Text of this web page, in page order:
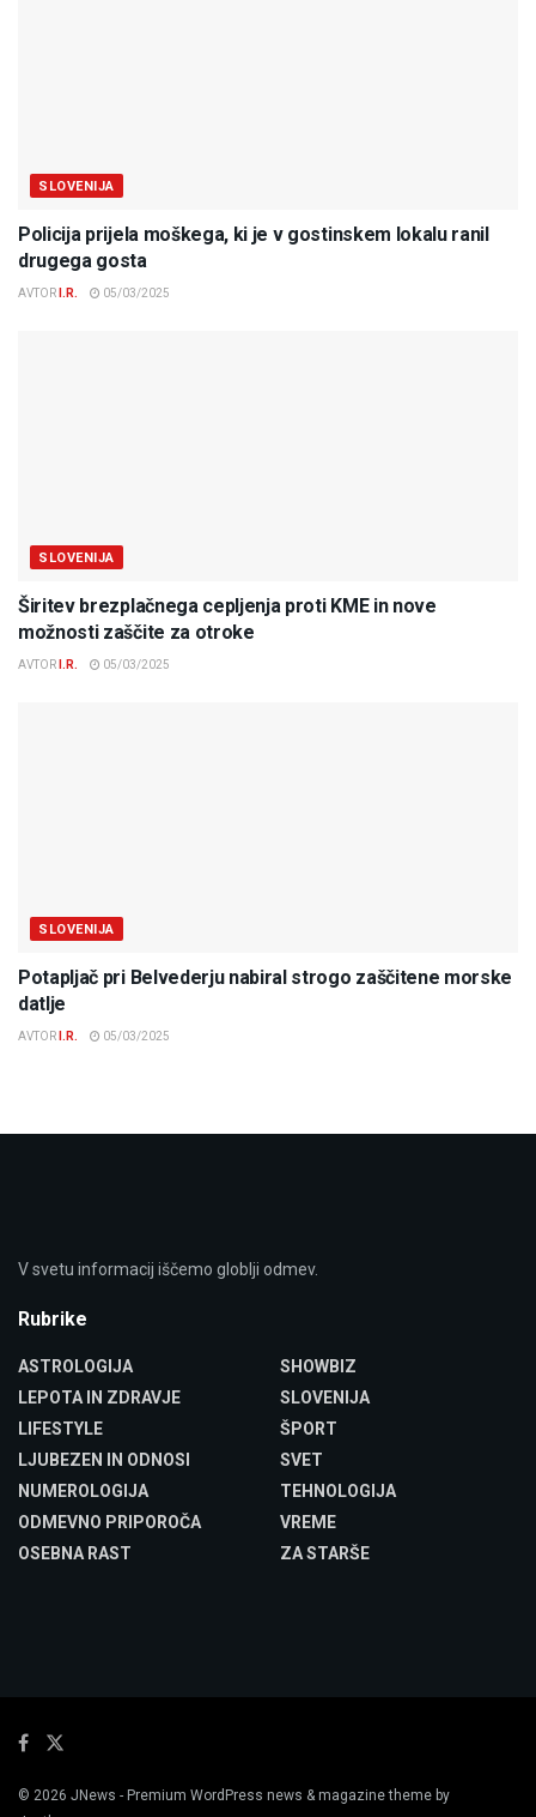
SLOVENIJA
Policija prijela moškega, ki je v gostinskem lokalu ranil
drugega gosta
AVTOR I.R. 05/03/2025
SLOVENIJA
Širitev brezplačnega cepljenja proti KME in nove
možnosti zaščite za otroke
AVTOR I.R. 05/03/2025
SLOVENIJA
Potapljač pri Belvederju nabiral strogo zaščitene morske
datlje
AVTOR I.R. 05/03/2025
V svetu informacij iščemo globlji odmev.
Rubrike
ASTROLOGIJA
LEPOTA IN ZDRAVJE
LIFESTYLE
LJUBEZEN IN ODNOSI
NUMEROLOGIJA
ODMEVNO PRIPOROČA
OSEBNA RAST
SHOWBIZ
SLOVENIJA
ŠPORT
SVET
TEHNOLOGIJA
VREME
ZA STARŠE
© 2026 JNews - Premium WordPress news & magazine theme by